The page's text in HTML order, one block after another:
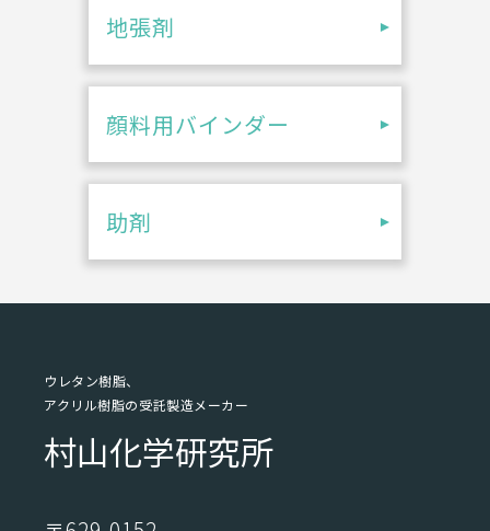
地張剤
顔料用バインダー
助剤
ウレタン樹脂、
アクリル樹脂の受託製造メーカー
村山化学研究所